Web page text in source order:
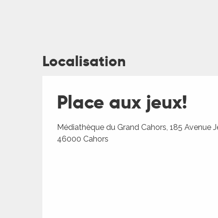
Localisation
Place aux jeux!
Médiathèque du Grand Cahors, 185 Avenue
46000 Cahors